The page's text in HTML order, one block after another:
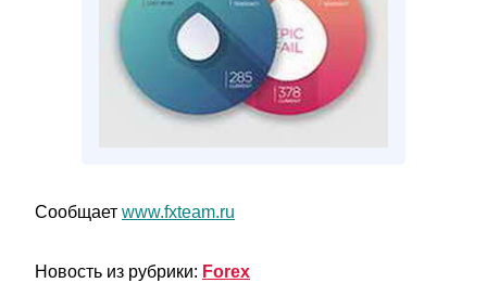
Сообщает www.fxteam.ru
Новость из рубрики: Forex